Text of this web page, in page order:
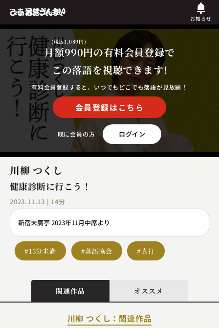
お知らせ
月額990円
(税込1,089円)
の有料会員登録で
この落語を視聴できます!
有料会員登録すると、いつでもどこでも落語が見放題！
会員登録はこちら
既に会員の方 ログイン
川柳 つくし
健康診断に行こう！
2023.11.13 | 14分
新宿末廣亭 2023年11月中席より
#15分未満 #落語協会 #真打
関連作品 オススメ
川柳 つくし：関連作品